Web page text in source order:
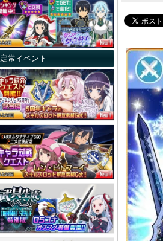
定常イベント